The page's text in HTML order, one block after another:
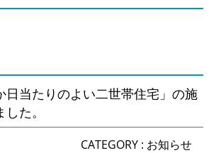
日当たりのよい二世帯住宅」の施
た。
CATEGORY : お知らせ